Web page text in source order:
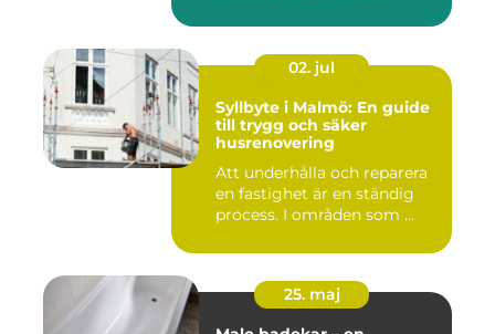
02. jul
Syllbyte i Malmö: En guide
till trygg och säker
husrenovering
Att underhålla och reparera
en fastighet är en ständig
process. I områden som ...
25. maj